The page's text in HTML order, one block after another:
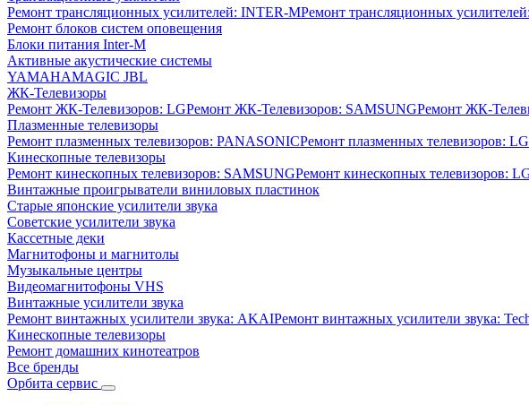
Ремонт трансляционных усилителей: INTER-MРемонт трансляционных
Ремонт блоков систем оповещения
Блоки питания Inter-M
Активные акустические системы
YAMAHAMAGIC JBL
ЖК-Телевизоры
Ремонт ЖК-Телевизоров: LGРемонт ЖК-Телевизоров: SAMSUNGРемонт ЖК-
Плазменные телевизоры
Ремонт плазменных телевизоров: PANASONICРемонт плазменных телевизоров: LG
Кинескопные телевизоры
Ремонт кинескопных телевизоров: SAMSUNGРемонт кинескопных телевизоров:
Винтажные проигрыватели виниловых пластинок
Старые японские усилители звука
Советские усилители звука
Кассетные деки
Магнитофоны и магнитолы
Музыкальные центры
Видеомагнитофоны VHS
Винтажные усилители звука
Ремонт винтажных усилители звука: AKAIРемонт винтажных усилители звука:
Кинескопные телевизоры
Ремонт домашних кинотеатров
Все бренды
Орбита сервис